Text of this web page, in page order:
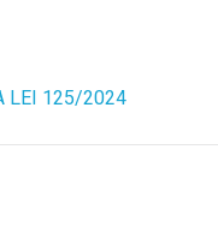
LEI 125/2024